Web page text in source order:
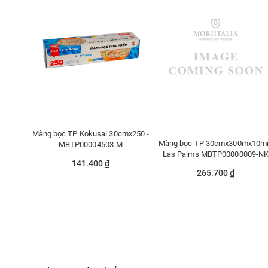
Màng bọc TP Kokusai 30cmx250 -
MBTP00004503-M
141.400 ₫
Màng bọc TP
Las Palms MBTP00000009-
265.700 ₫